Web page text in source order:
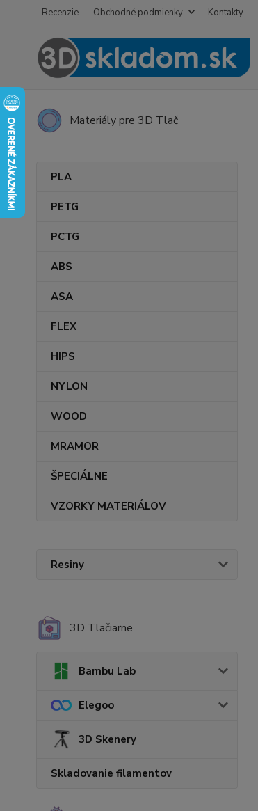
Recenzie Obchodné podmienky Kontakty
Materiály pre 3D Tlač
PLA
PETG
PCTG
ABS
ASA
FLEX
HIPS
NYLON
WOOD
MRAMOR
ŠPECIÁLNE
VZORKY MATERIÁLOV
Resiny
3D Tlačiarne
Bambu Lab
Elegoo
3D Skenery
Skladovanie filamentov